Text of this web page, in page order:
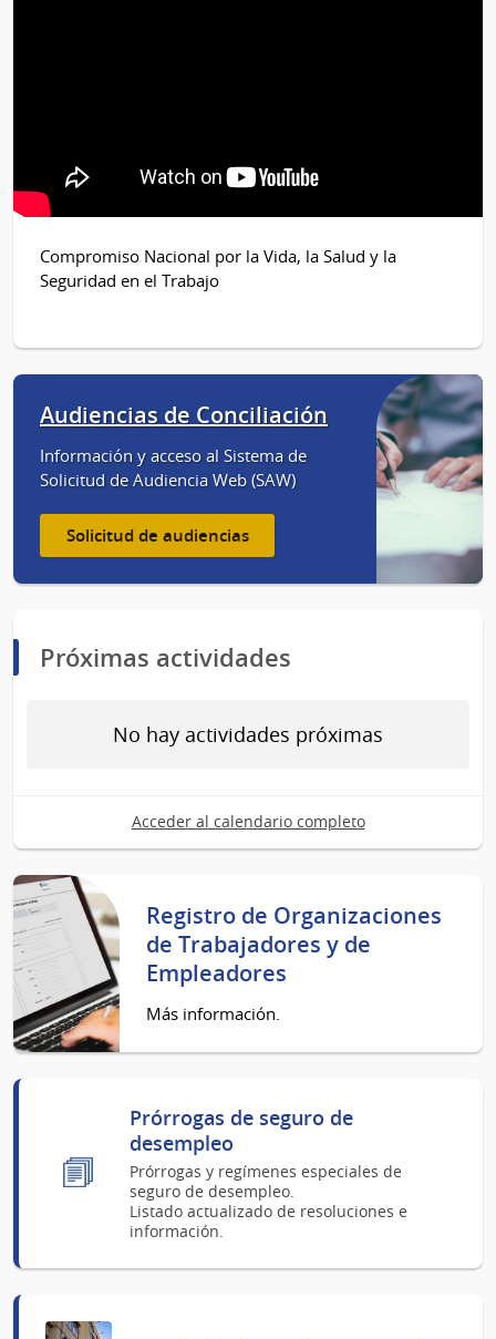
Compromiso Nacional por la Vida, la Salud y la
Seguridad en el Trabajo
Audiencias de Conciliación
Información y acceso al Sistema de
Solicitud de Audiencia Web (SAW)
Solicitud de audiencias
Próximas actividades
No hay actividades próximas
Acceder al calendario completo
Registro de Organizaciones
de Trabajadores y de
Empleadores
Más información.
Prórrogas de seguro de
desempleo
Prórrogas y regímenes especiales de
seguro de desempleo.
Listado actualizado de resoluciones e
información.